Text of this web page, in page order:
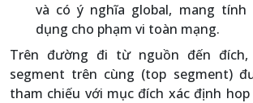
và có ý nghĩa global, mang
dụng cho phạm vi toàn mạng.
Trên đường đi từ nguồn đến
segment trên cùng (top segment)
tham chiếu với mục đích xác định